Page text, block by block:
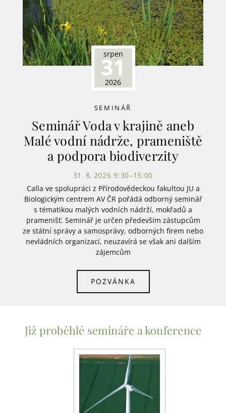
srpen
31
2026
SEMINÁŘ
Seminář Voda v krajině aneb
Malé vodní nádrže, prameniště
a podpora biodiverzity
31. 8. 2026 9:30–15:00
Calla ve spolupráci z Přírodovědeckou fakultou JU a
Biologickým centrem AV ČR pořádá odborný seminář
s tématikou malých vodních nádrží, mokřadů a
pramenišť. Seminář je určen především zástupcům
ze státní správy a samosprávy, odborných firem nebo
nevládních organizací, neuzavírá se však ani dalším
zájemcům
POZVÁNKA
Již proběhlé semináře a konference